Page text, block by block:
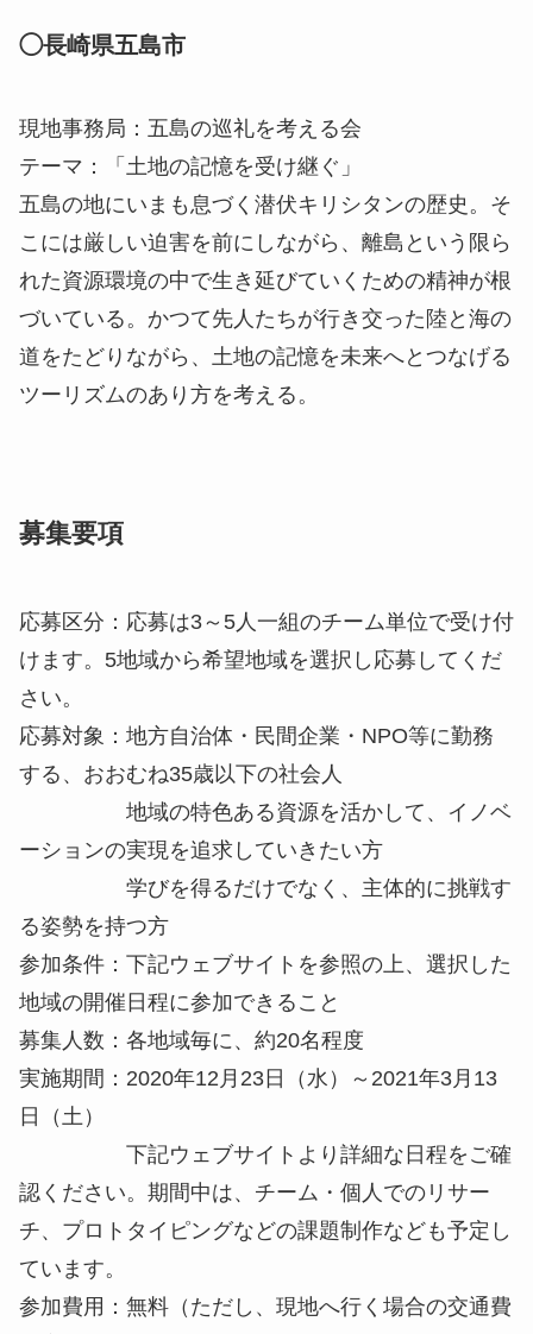
◯長崎県五島市
現地事務局：五島の巡礼を考える会
テーマ：「土地の記憶を受け継ぐ」
五島の地にいまも息づく潜伏キリシタンの歴史。そ
こには厳しい迫害を前にしながら、離島という限ら
れた資源環境の中で生き延びていくための精神が根
づいている。かつて先人たちが行き交った陸と海の
道をたどりながら、土地の記憶を未来へとつなげる
ツーリズムのあり方を考える。
募集要項
応募区分：応募は3～5人一組のチーム単位で受け付
けます。5地域から希望地域を選択し応募してくだ
さい。
応募対象：地方自治体・民間企業・NPO等に勤務
する、おおむね35歳以下の社会人
地域の特色ある資源を活かして、イノベ
ーションの実現を追求していきたい方
学びを得るだけでなく、主体的に挑戦す
る姿勢を持つ方
参加条件：下記ウェブサイトを参照の上、選択した
地域の開催日程に参加できること
募集人数：各地域毎に、約20名程度
実施期間：2020年12月23日（水）～2021年3月13
日（土）
下記ウェブサイトより詳細な日程をご確
認ください。期間中は、チーム・個人でのリサー
チ、プロトタイピングなどの課題制作なども予定し
ています。
参加費用：無料（ただし、現地へ行く場合の交通費